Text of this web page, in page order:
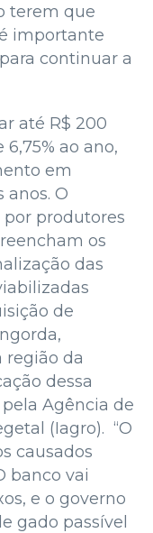
terem que
é importante
continuar a
até R$ 200
ao ano,
em
anos. O
produtores
os
das
de
região da
dessa
Agência de
(Iagro). “O
causados
banco vai
e o governo
gado passível